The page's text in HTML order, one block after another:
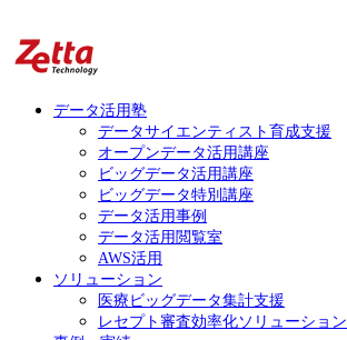
データ活用塾
データサイエンティスト育成支援
オープンデータ活用講座
ビッグデータ活用講座
ビッグデータ特別講座
データ活用事例
データ活用閲覧室
AWS活用
ソリューション
医療ビッグデータ集計支援
レセプト審査効率化ソリューション